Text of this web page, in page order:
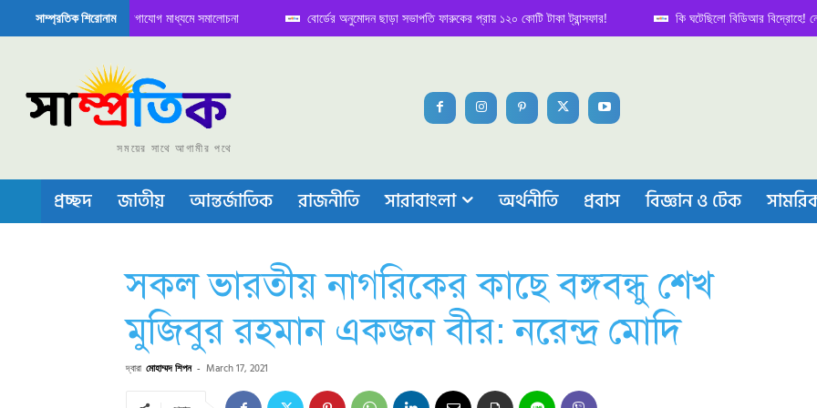
সাম্প্রতিক শিরোনাম
বৈঠক নিয়ে সামাজিক যোগাযোগ মাধ্যমে সমালোচনা বোর্ডের অনুমোদন ছাড়া সভাপতি ফারুকের প্রায় ১২০ কোটি টাকা ট্রান্সফার! কি ঘটেছিলো বিডিআর বিদ্রোহে! নেপথ্য
বা চীপ তৈরিতে নিজের শক্ত অবস্থান জানান দিচ্ছে চীন
সময়ের সাথে আগামীর পথে
প্রচ্ছদ জাতীয় আন্তর্জাতিক রাজনীতি সারাবাংলা অর্থনীতি প্রবাস বিজ্ঞান ও টেক
সকল ভারতীয় নাগরিকের কাছে বঙ্গবন্ধু শেখ
মুজিবুর রহমান একজন বীর: নরেন্দ্র মোদি
দ্বারা মোহাম্মদ শিপন - March 17, 2021